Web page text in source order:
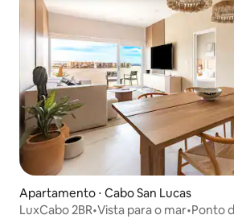
Apartamento ⋅ Cabo San Lucas
LuxCabo 2BR•Vista para o mar•Ponto